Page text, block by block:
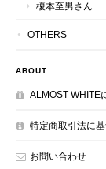
榎本至男さん
OTHERS
ABOUT
ALMOST WHITE
特定商取引法に
お問い合わせ